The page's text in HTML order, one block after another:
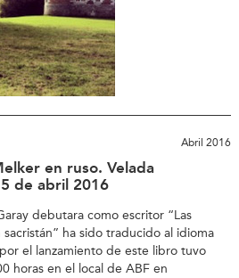
Abril 2016
en ruso. Velada
de abril 2016
debutara como escritor “Las
ha sido traducido al idioma
el lanzamiento de este libro tuvo
horas en el local de ABF en